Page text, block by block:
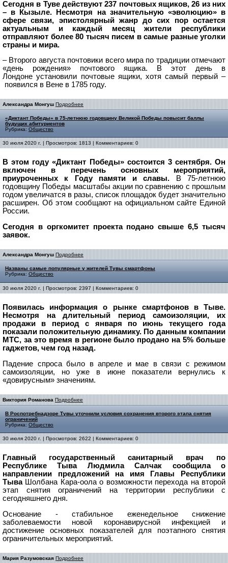
Сегодня в Туве действуют 237 почтовых ящиков, 26 из них
– в Кызыле. Несмотря на значительную «эволюцию» в
сфере связи, эпистолярный жанр до сих пор остается
актуальным и каждый месяц жители республики
отправляют более 80 тысяч писем в самые разные уголки
cтраны и мира.
–Второго августа почтовики всего мира по традиции отмечают
«день рождения» почтового ящика. В этот день в
Лондоне установили почтовые ящики, хотя самый первый –
появился в Вене в 1785 году.
Александра Монгуш Подробнее
«Диктант Победы» в 75-летнюю годовщину Великой Победы повысит баллы
будущих абитуриентов
Рубрика: Общество
30 июля 2020 г. | Просмотров: 1813 | Комментариев: 0
В этом году «Диктант Победы» состоится 3 сентября. Он
включен в перечень основных мероприятий,
приуроченных к Году памяти и славы.
В 75-летнюю
годовщину Победы масштабы акции по сравнению с прошлым
годом увеличатся в разы, список площадок будет значительно
расширен. Об этом сообщают на официальном сайте Единой
России.
Сегодня в оргкомитет проекта подано свыше 6,5 тысяч
заявок.
Александра Монгуш Подробнее
Названы самые популярные у жителей Тувы смартфоны
Рубрика: Общество
30 июля 2020 г. | Просмотров: 2397 | Комментариев: 0
Появилась информация о рынке смартфонов в Тыве.
Несмотря на длительный период самоизоляции, их
продажи в период с января по июнь текущего года
показали положительную динамику. По данным компании
МТС, за это время в регионе было продано на 5% больше
гаджетов, чем год назад.
Падение спроса было в апреле и мае в связи с режимом
самоизоляции, но уже в июне показатели вернулись к
«довирусным» значениям.
Виктория Романова Подробнее
В Роспотребнадзоре Тувы уточнили условия сохранения второго этапа снятия
ограничений
Рубрика: Общество
30 июля 2020 г. | Просмотров: 2622 | Комментариев: 0
Главный государственный санитарный врач по
Республике Тыва Людмила Салчак сообщила о
направлении предложений на имя Главы Республики
Тыва Шолбана Кара-оола о возможности перехода на второй
этап снятия ограничений на территории республики с
сегодняшнего дня.
Основание - стабильное еженедельное снижение
заболеваемости новой коронавирусной инфекцией и
достижение основных показателей для поэтапного снятия
ограничительных мероприятий.
Мария Разумовская Подробнее